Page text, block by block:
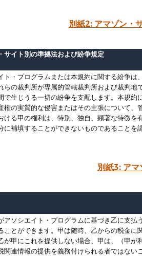
別紙2: アマゾン・
サイト別の準拠法および紛争規定
ト・プログラムまたは本規約に関する紛争
らの裁判所が専属的管轄裁判所および裁判
で生じうる一切の紛争を支配します。本規
権の実質的な侵害またはその主張について
ける甲の権利は、特別、独自、顕著な特徴
に補填することができないものであることを
別紙3: ア
アソシエイト・プログラムに基づき乙に支
ことができます。甲は随時、乙からの税金
が甲にこれを提供しない場合、甲は、（甲
関連情報の提供を義務付けられる者ではな